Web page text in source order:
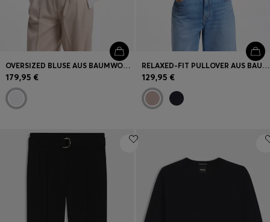
OVERSIZED BLUSE AUS BAUMWOLLE
179,95 €
RELAXED-FIT PULLOVER AUS BAUMWOLLE MIT SCHURWOLLE
129,95 €